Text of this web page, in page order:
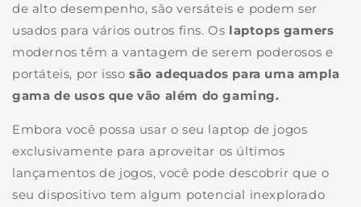
de alto desempenho, são versáteis e podem ser
usados para vários outros fins. Os laptops gamers
modernos têm a vantagem de serem poderosos e
portáteis, por isso são adequados para uma ampla
gama de usos que vão além do gaming.
Embora você possa usar o seu laptop de jogos
exclusivamente para aproveitar os últimos
lançamentos de jogos, você pode descobrir que o
seu dispositivo tem algum potencial inexplorado